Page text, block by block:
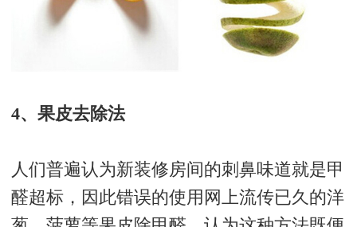
4、果皮去除法
人们普遍认为新装修房间的刺鼻味道就是甲
醛超标，因此错误的使用网上流传已久的洋